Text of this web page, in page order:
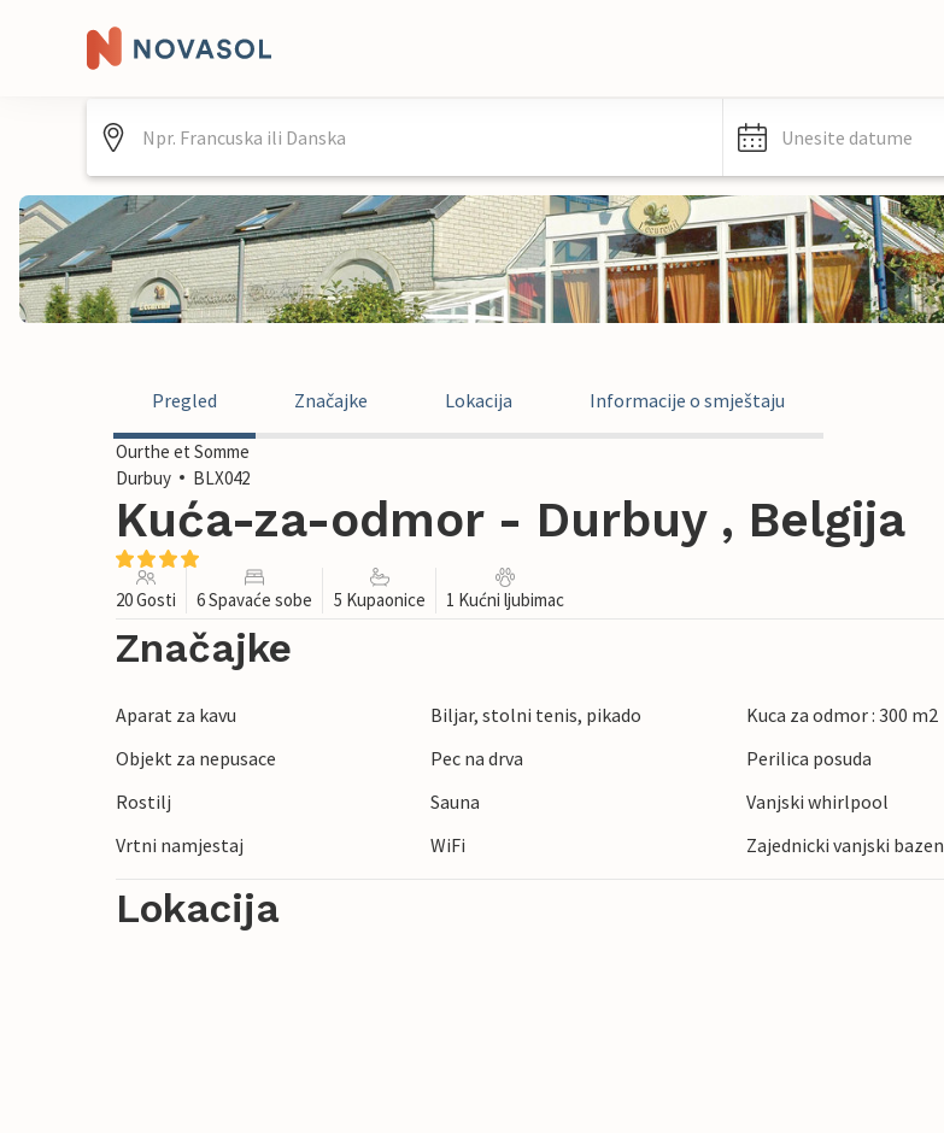
Unesite datume
Pregled Značajke Lokacija Informacije o smještaju
Ourthe et Somme
Durbuy
BLX042
Kuća-za-odmor - Durbuy , Belgija
20 Gosti 6 Spavaće sobe 5 Kupaonice 1 Kućni ljubimac
Značajke
Aparat za kavu Biljar, stolni tenis, pikado
Kuca za odmor : 300 m2
Objekt za nepusace
Pec na drva
Perilica posuda
Rostilj
Sauna
Vanjski whirlpool
Vrtni namjestaj
WiFi Zajednicki vanjski bazen
Lokacija